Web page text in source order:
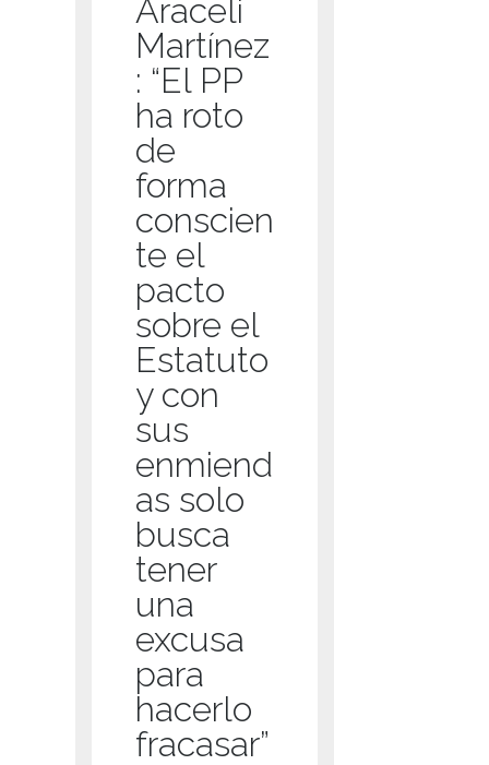
Araceli
Martínez
: “El PP
ha roto
de
forma
conscien
te el
pacto
sobre el
Estatuto
y con
sus
enmiend
as solo
busca
tener
una
excusa
para
hacerlo
fracasar”